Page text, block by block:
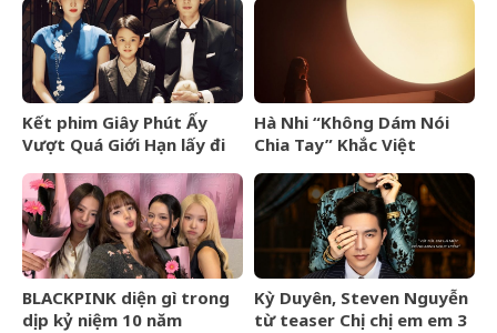
thực Nhật Bản
Kết phim Giây Phút Ấy
Vượt Quá Giới Hạn lấy đi
Hà Nhi “Không Dám Nói
Chia Tay” Khắc Việt
BLACKPINK diện gì trong
dịp kỷ niệm 10 năm
Kỳ Duyên, Steven Nguyễn
từ teaser Chị chị em em 3